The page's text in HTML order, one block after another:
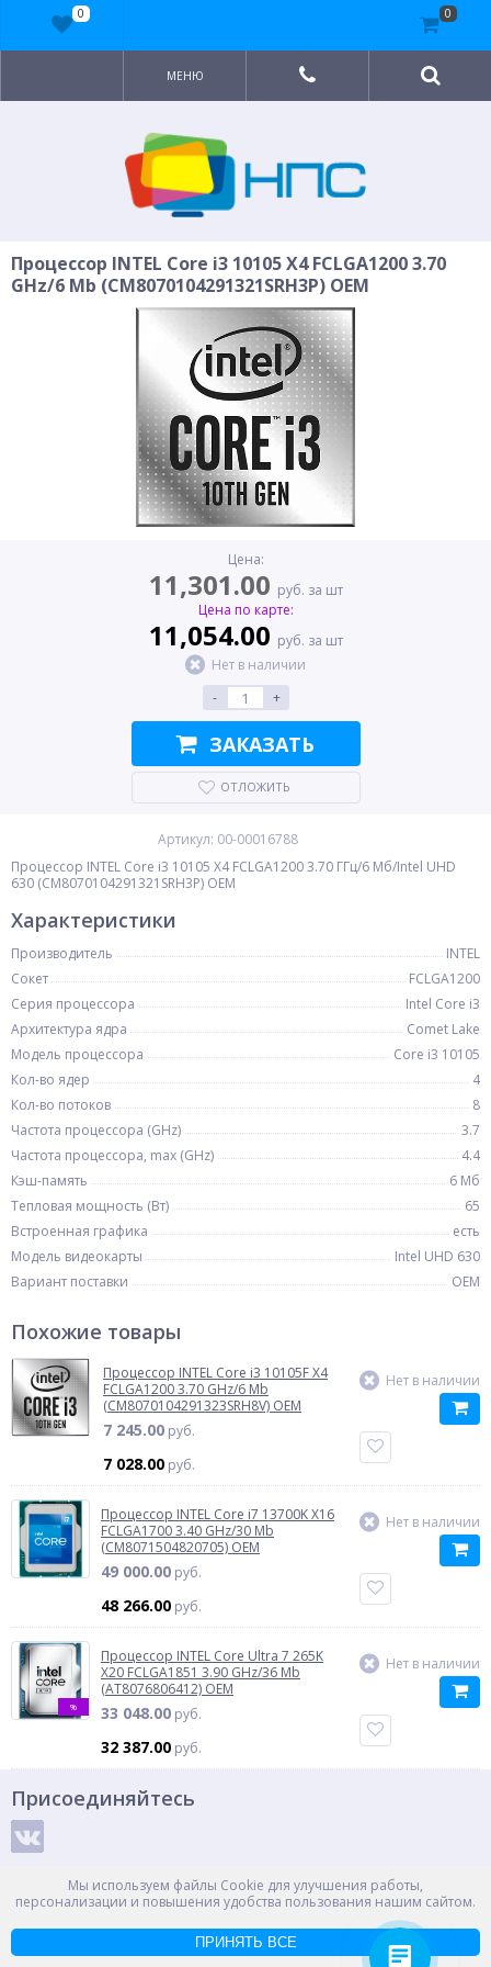
МЕНЮ
Процессор INTEL Core i3 10105 X4 FCLGA1200 3.70
GHz/6 Mb (CM8070104291321SRH3P) OEM
Цена:
11,301.00 руб. за шт
Цена по карте:
11,054.00 руб. за шт
Нет в наличии
-
+
ЗАКАЗАТЬ
ОТЛОЖИТЬ
Артикул: 00-00016788
Процессор INTEL Core i3 10105 X4 FCLGA1200 3.70 ГГц/6 Мб/Intel UHD
630 (CM8070104291321SRH3P) OEM
Характеристики
Производитель
INTEL
Сокет
FCLGA1200
Серия процессора
Intel Core i3
Архитектура ядра
Comet Lake
Модель процессора
Core i3 10105
Кол-во ядер
4
Кол-во потоков
8
Частота процессора (GHz)
3.7
Частота процессора, max (GHz)
4.4
Кэш-память
6 Мб
Тепловая мощность (Вт)
65
Встроенная графика
есть
Модель видеокарты
Intel UHD 630
Вариант поставки
OEM
Похожие товары
Процессор INTEL Core i3 10105F X4
FCLGA1200 3.70 GHz/6 Mb
(CM8070104291323SRH8V) OEM
7 245.00 руб.
7 028.00 руб.
Нет в наличии
Процессор INTEL Core i7 13700K X16
FCLGA1700 3.40 GHz/30 Mb
(CM8071504820705) OEM
49 000.00 руб.
48 266.00 руб.
Нет в наличии
%
Процессор INTEL Core Ultra 7 265K
X20 FCLGA1851 3.90 GHz/36 Mb
(AT8076806412) OEM
33 048.00 руб.
32 387.00 руб.
Нет в наличии
Мы используем файлы Cookie для улучшения работы,
персонализации и повышения удобства пользования нашим сайтом.
ПРИНЯТЬ ВСЕ
Присоединяйтесь
Способы оплаты
0 0